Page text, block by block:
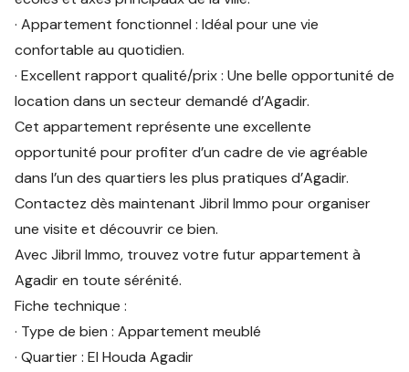
· Appartement fonctionnel : Idéal pour une vie
confortable au quotidien.
· Excellent rapport qualité/prix : Une belle opportunité de
location dans un secteur demandé d’Agadir.
Cet appartement représente une excellente
opportunité pour profiter d’un cadre de vie agréable
dans l’un des quartiers les plus pratiques d’Agadir.
Contactez dès maintenant Jibril Immo pour organiser
une visite et découvrir ce bien.
Avec Jibril Immo, trouvez votre futur appartement à
Agadir en toute sérénité.
Fiche technique :
· Type de bien : Appartement meublé
· Quartier : El Houda Agadir